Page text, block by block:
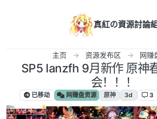
真紅の資源討論
主页 资源发布区 网赚
SP5 lanzfh 9月新作 原神
会！！！
已移动 网赚盘资源 原神 3d 3